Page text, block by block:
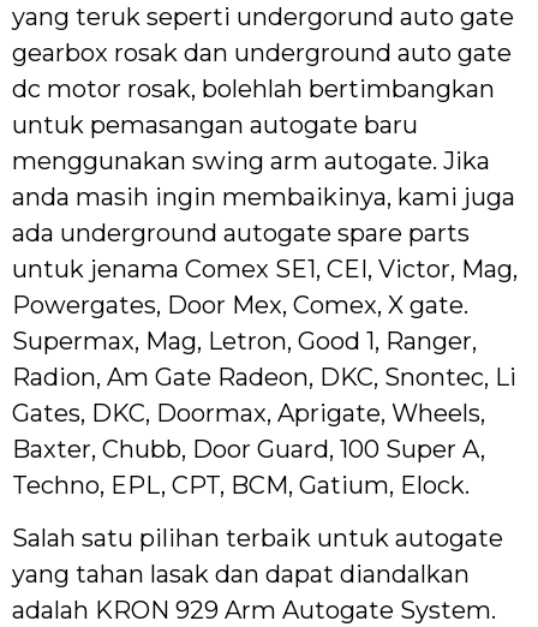
yang teruk seperti undergorund auto gate
gearbox rosak dan underground auto gate
dc motor rosak, bolehlah bertimbangkan
untuk pemasangan autogate baru
menggunakan swing arm autogate. Jika
anda masih ingin membaikinya, kami juga
ada underground autogate spare parts
untuk jenama Comex SE1, CEI, Victor, Mag,
Powergates, Door Mex, Comex, X gate.
Supermax, Mag, Letron, Good 1, Ranger,
Radion, Am Gate Radeon, DKC, Snontec, Li
Gates, DKC, Doormax, Aprigate, Wheels,
Baxter, Chubb, Door Guard, 100 Super A,
Techno, EPL, CPT, BCM, Gatium, Elock.
Salah satu pilihan terbaik untuk autogate
yang tahan lasak dan dapat diandalkan
adalah KRON 929 Arm Autogate System.